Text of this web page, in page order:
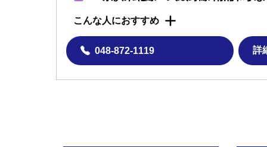
こんな人におすすめ
048-872-1119 詳